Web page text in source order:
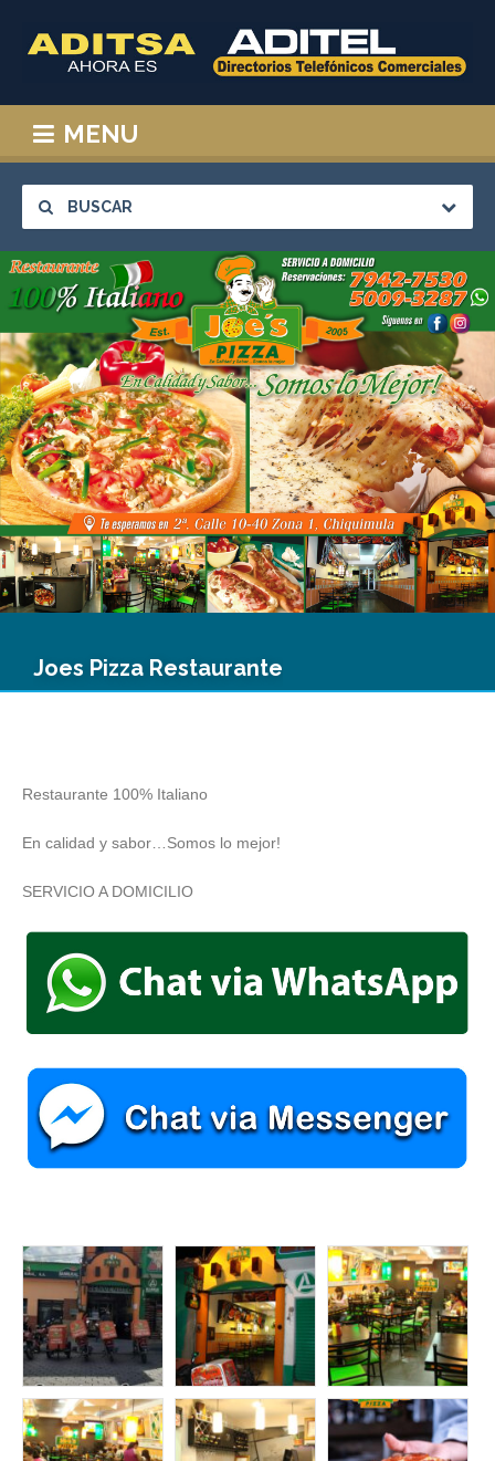
MENU
BUSCAR
Joes Pizza Restaurante
Restaurante 100% Italiano
En calidad y sabor…Somos lo mejor!
SERVICIO A DOMICILIO